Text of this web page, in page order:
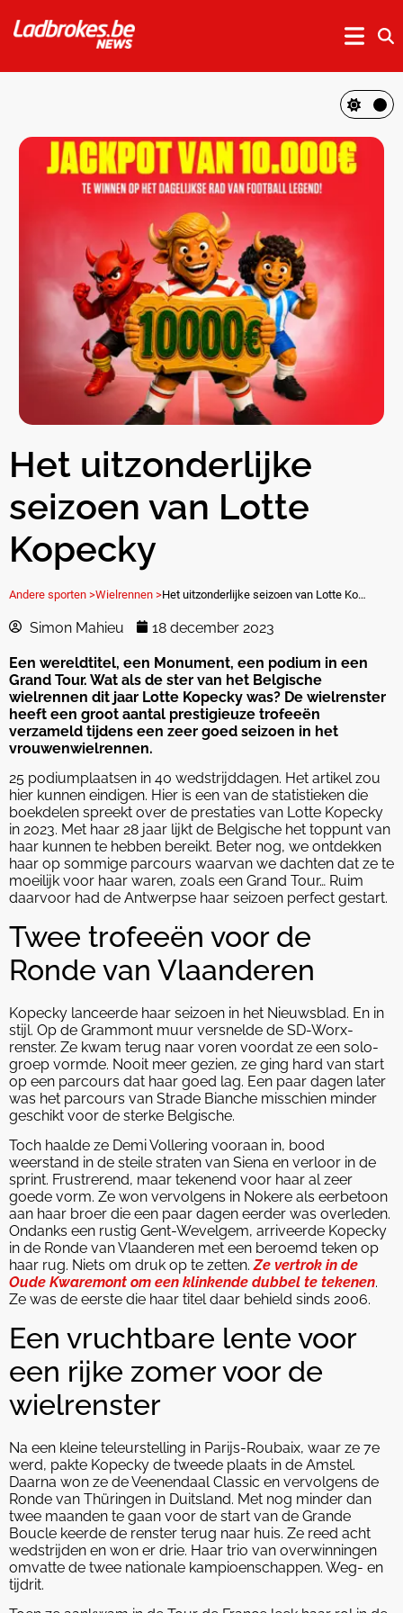
Het uitzonderlijke
seizoen van Lotte
Kopecky
Andere sporten >Wielrennen > Het uitzonderlijke seizoen van Lotte Kopecky
Simon Mahieu 18 december 2023
Een wereldtitel, een Monument, een podium in een
Grand Tour. Wat als de ster van het Belgische
wielrennen dit jaar Lotte Kopecky was? De wielrenster
heeft een groot aantal prestigieuze trofeeën
verzameld tijdens een zeer goed seizoen in het
vrouwenwielrennen.
25 podiumplaatsen in 40 wedstrijddagen. Het artikel zou
hier kunnen eindigen. Hier is een van de statistieken die
boekdelen spreekt over de prestaties van Lotte Kopecky
in 2023. Met haar 28 jaar lijkt de Belgische het toppunt van
haar kunnen te hebben bereikt. Beter nog, we ontdekken
haar op sommige parcours waarvan we dachten dat ze te
moeilijk voor haar waren, zoals een Grand Tour… Ruim
daarvoor had de Antwerpse haar seizoen perfect gestart.
Twee trofeeën voor de
Ronde van Vlaanderen
Kopecky lanceerde haar seizoen in het Nieuwsblad. En in
stijl. Op de Grammont muur versnelde de SD-Worx-
renster. Ze kwam terug naar voren voordat ze een solo-
groep vormde. Nooit meer gezien, ze ging hard van start
op een parcours dat haar goed lag. Een paar dagen later
was het parcours van Strade Bianche misschien minder
geschikt voor de sterke Belgische.
Toch haalde ze Demi Vollering vooraan in, bood
weerstand in de steile straten van Siena en verloor in de
sprint. Frustrerend, maar tekenend voor haar al zeer
goede vorm. Ze won vervolgens in Nokere als eerbetoon
aan haar broer die een paar dagen eerder was overleden.
Ondanks een rustig Gent-Wevelgem, arriveerde Kopecky
in de Ronde van Vlaanderen met een beroemd teken op
haar rug. Niets om druk op te zetten.Ze vertrok in de
Oude Kwaremont om een klinkende dubbel te tekenen.
Ze was de eerste die haar titel daar behield sinds 2006.
Een vruchtbare lente voor
een rijke zomer voor de
wielrenster
Na een kleine teleurstelling in Parijs-Roubaix, waar ze 7e
werd, pakte Kopecky de tweede plaats in de Amstel.
Daarna won ze de Veenendaal Classic en vervolgens de
Ronde van Thüringen in Duitsland. Met nog minder dan
twee maanden te gaan voor de start van de Grande
Boucle keerde de renster terug naar huis. Ze reed acht
wedstrijden en won er drie. Haar trio van overwinningen
omvatte de twee nationale kampioenschappen. Weg- en
tijdrit.